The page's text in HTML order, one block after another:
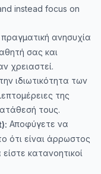
instead focus on
ανησυχία
σας και
χρειαστεί.
ιδιωτικότητα των
της
τους.
Αποφύγετε να
ότι είναι άρρωστος
κατανοητικοί